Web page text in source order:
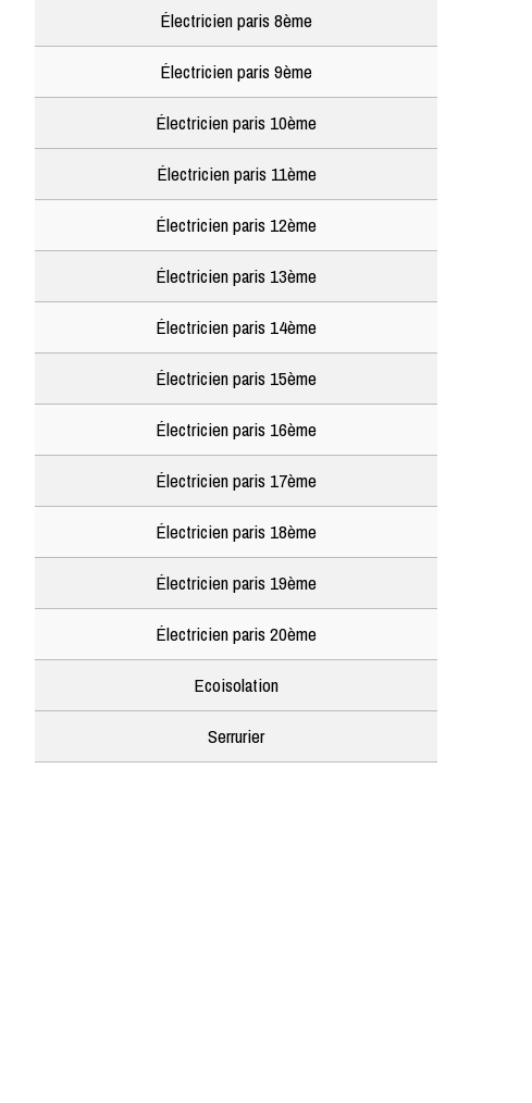
Électricien paris 8ème
Électricien paris 9ème
Électricien paris 10ème
Électricien paris 11ème
Électricien paris 12ème
Électricien paris 13ème
Électricien paris 14ème
Électricien paris 15ème
Électricien paris 16ème
Électricien paris 17ème
Électricien paris 18ème
Électricien paris 19ème
Électricien paris 20ème
Ecoisolation
Serrurier